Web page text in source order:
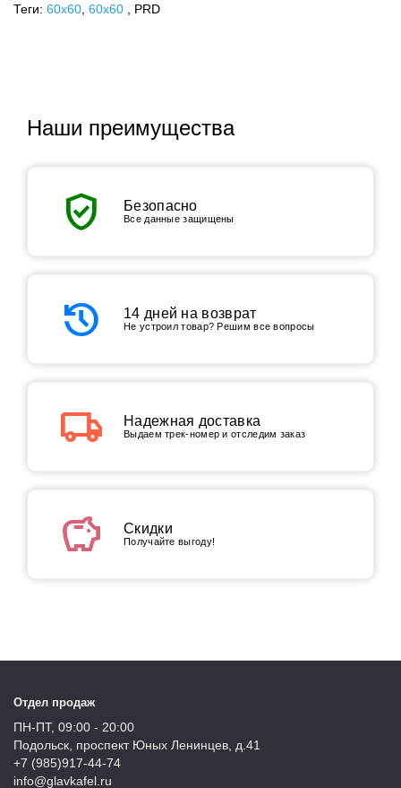
Теги: 60x60 60х60 , PRD
Наши преимущества
verified_user Безопасно
Все данные защищены
history 14 дней на возврат
Не устроил товар? Решим все вопросы
local_shipping Надежная доставка
Выдаем трек-номер и отследим заказ
savings Скидки
Получайте выгоду!
Отдел продаж
ПН-ПТ, 09:00 - 20:00
Подольск, проспект Юных Ленинцев, д.41
+7 (985)917-44-74
info@glavkafel.ru